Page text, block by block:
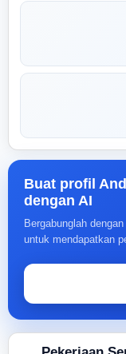
Buat profil
dengan AI
Bergabunglah
untuk mendapatkan